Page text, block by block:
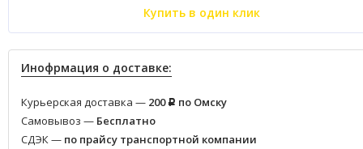
Купить в один клик
Инофрмация о доставке:
Курьерская доставка — 200 Р по Омску
Самовывоз — Бесплатно
СДЭК — по прайсу транспортной компании